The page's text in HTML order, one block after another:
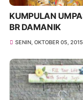
KUMPULAN
BR DAMANIK
SENIN, OKTOBER 05, 2015